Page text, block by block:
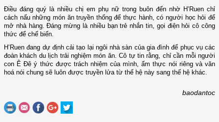
Điều đáng quý là nhiều chị em phụ nữ trong buôn đến nhờ H’Ruen chỉ
cách nấu những món ăn truyền thống để thực hành, có người học hỏi để
mở nhà hàng. Đáng mừng là nhiều bạn trẻ nhắn tin, gọi điện hỏi cô công
thức để chế biến.
H’Ruen đang dự định cải tạo lại ngôi nhà sàn của gia đình để phục vụ các
đoàn khách du lịch trải nghiệm món ăn. Cô tự tin rằng, chỉ cần mỗi người
con Ê Đê ý thức được trách nhiệm của mình, ẩm thực nói riêng và văn
hoá nói chung sẽ luôn được truyền lửa từ thế hệ này sang thế hệ khác.
baodantoc